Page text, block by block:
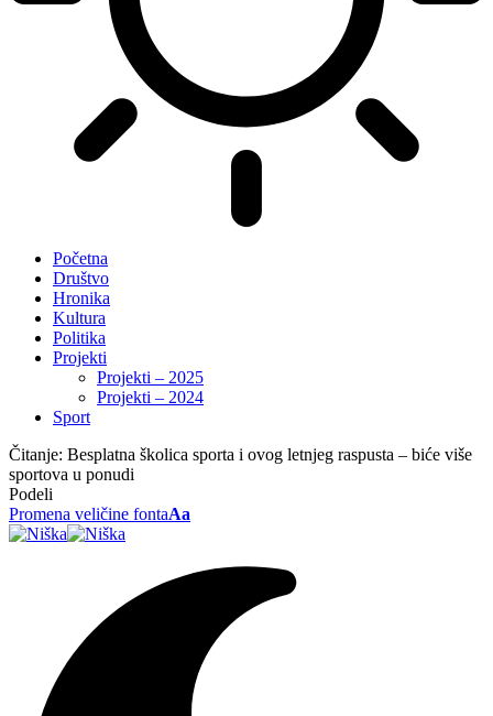
Početna
Društvo
Hronika
Kultura
Politika
Projekti
Projekti – 2025
Projekti – 2024
Sport
Čitanje: Besplatna školica sporta i ovog letnjeg raspusta – biće više
sportova u ponudi
Podeli
Promena veličine fontaAa